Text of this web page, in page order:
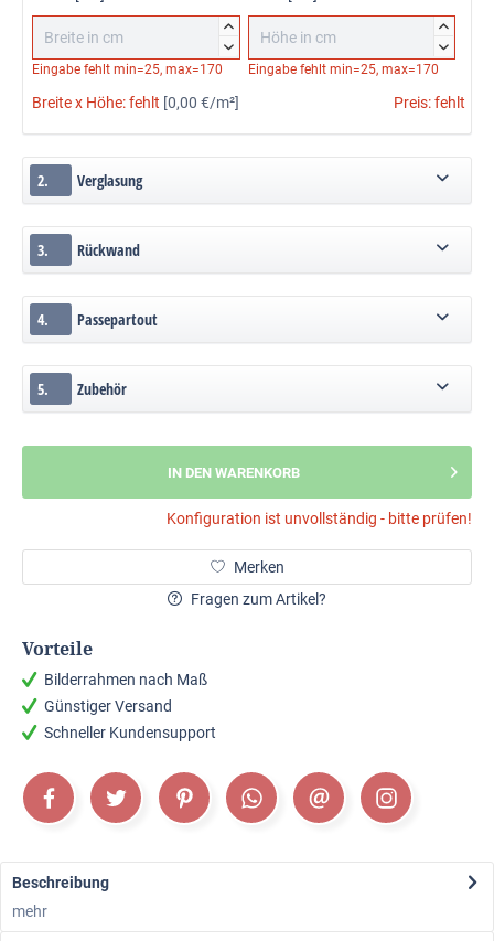




Eingabe fehlt min=25, max=170 Eingabe fehlt min=25, max=170
Breite x Höhe:fehlt [0,00 €/m²] Preis:fehlt
2. Verglasung
3. Rückwand
4. Passepartout
5. Zubehör
IN DEN WARENKORB
Konfiguration ist unvollständig - bitte prüfen!
Merken
Fragen zum Artikel?
Vorteile
Bilderrahmen nach Maß
Günstiger Versand
Schneller Kundensupport
Beschreibung
mehr